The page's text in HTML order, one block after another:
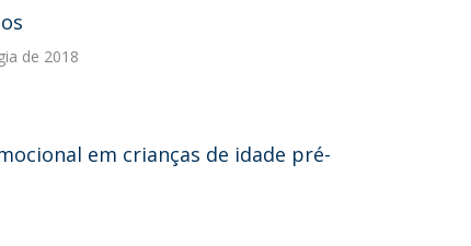
de 2018
em crianças de idade pré-